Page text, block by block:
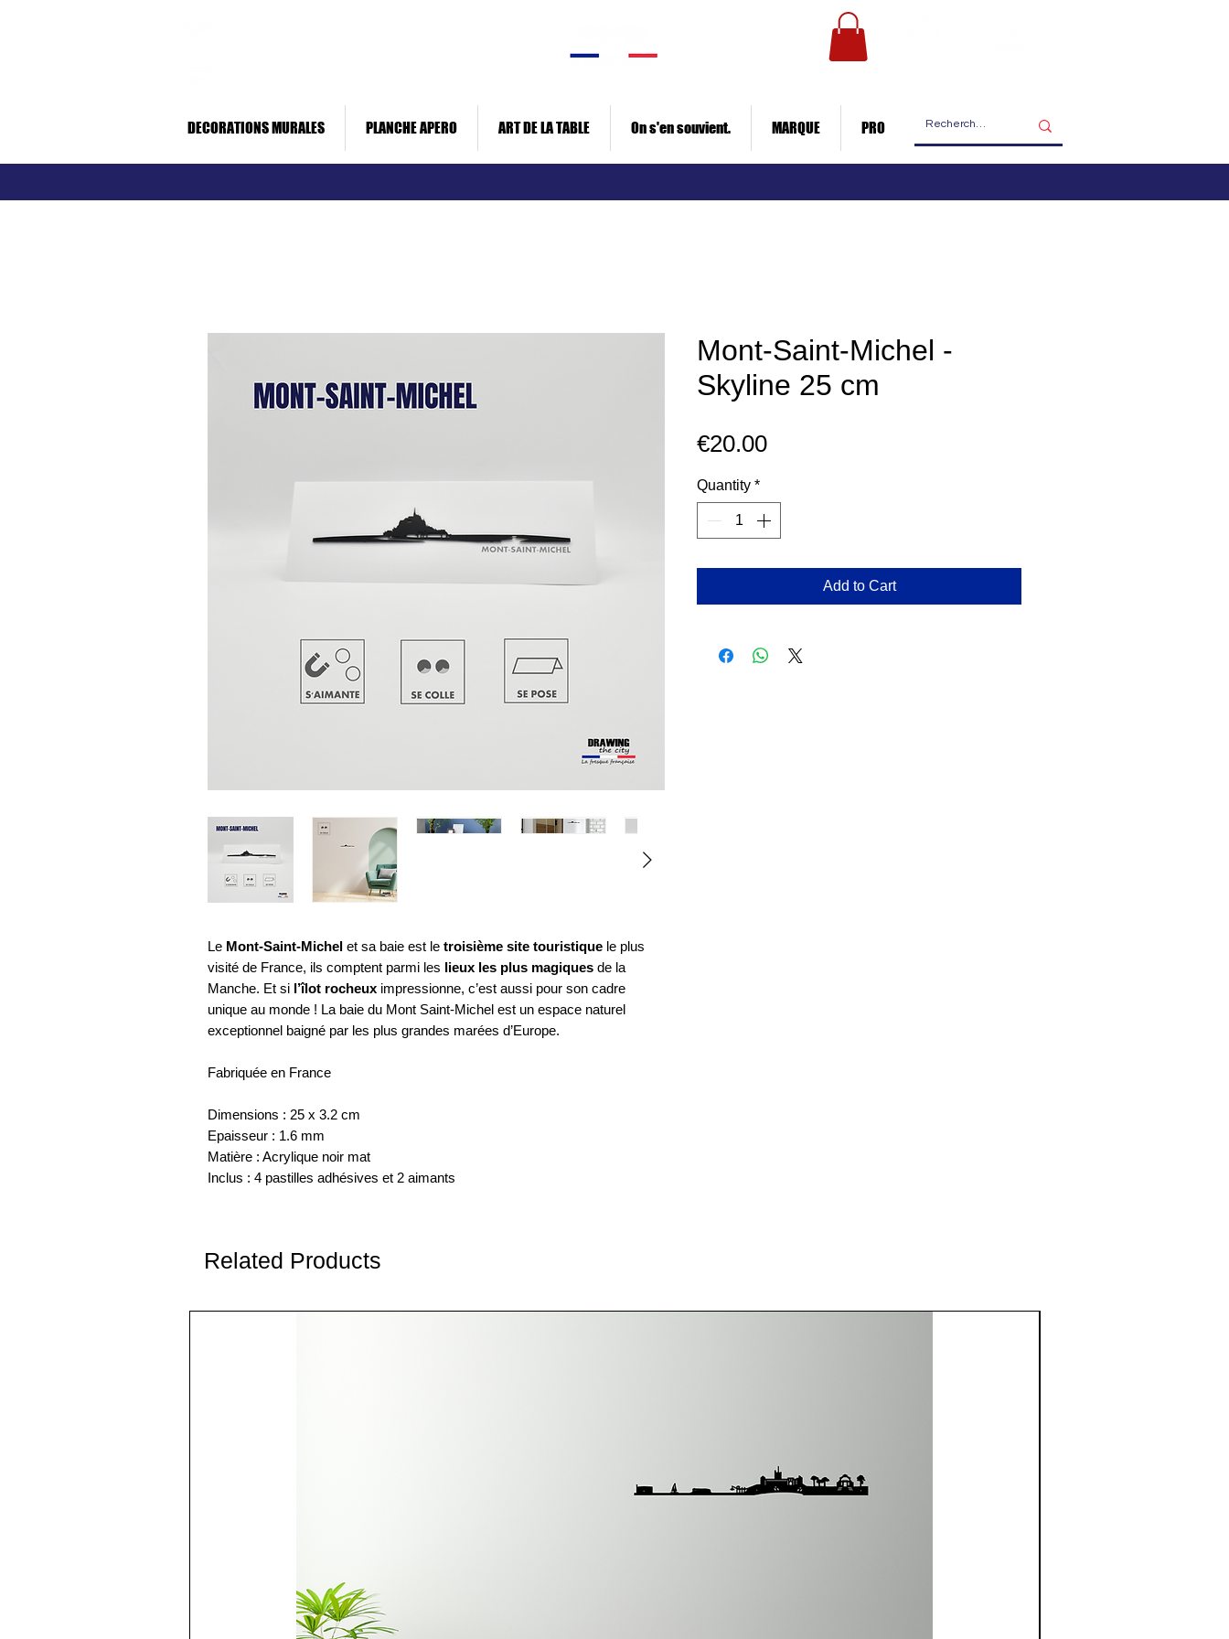
DECORATIONS MURALES PLANCHE APERO ART DE LA TABLE On s'en souvient. MARQUE PRO
Le Mont-Saint-Michel et sa baie est le troisième site touristique le plus
visité de France, ils comptent parmi les lieux les plus magiques de la
Manche. Et si l’îlot rocheux impressionne, c’est aussi pour son cadre
unique au monde ! La baie du Mont Saint-Michel est un espace naturel
exceptionnel baigné par les plus grandes marées d’Europe.
Fabriquée en France
Dimensions : 25 x 3.2 cm
Epaisseur : 1.6 mm
Matière : Acrylique noir mat
Inclus : 4 pastilles adhésives et 2 aimants
Mont-Saint-Michel -
Skyline 25 cm
€20.00Price
Quantity *
Add to Cart
Related Products